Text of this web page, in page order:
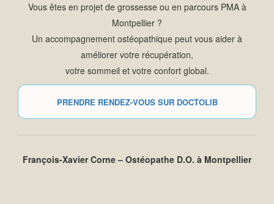
Vous êtes en projet de grossesse ou en parcours PMA à
Montpellier ?
Un accompagnement ostéopathique peut vous aider à
améliorer votre récupération,
votre sommeil et votre confort global.
PRENDRE RENDEZ-VOUS SUR DOCTOLIB
François-Xavier Corne – Ostéopathe D.O. à Montpellier